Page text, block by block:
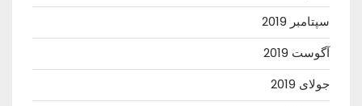
سپتامبر 2019
آگوست 2019
جولای 2019